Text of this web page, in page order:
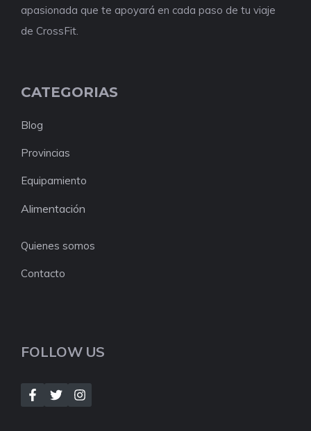
apasionada que te apoyará en cada paso de tu viaje
de CrossFit.
CATEGORIAS
Blog
Provincias
Equipamiento
Alimentación
Quienes somos
Contacto
FOLLOW US